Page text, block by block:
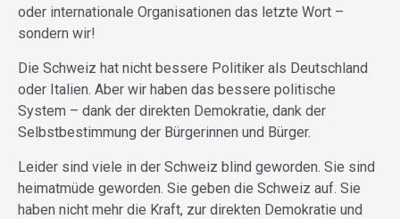
oder internationale Organisationen das letzte Wort –
sondern wir!
Die Schweiz hat nicht bessere Politiker als Deutschland
oder Italien. Aber wir haben das bessere politische
System – dank der direkten Demokratie, dank der
Selbstbestimmung der Bürgerinnen und Bürger.
Leider sind viele in der Schweiz blind geworden. Sie sind
heimatmüde geworden. Sie geben die Schweiz auf. Sie
haben nicht mehr die Kraft, zur direkten Demokratie und